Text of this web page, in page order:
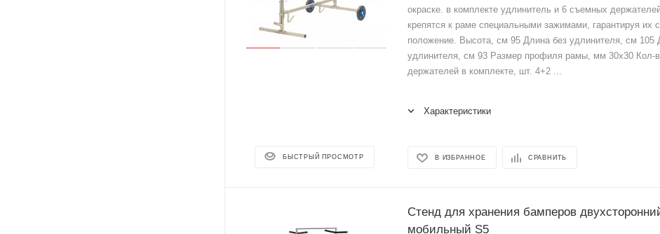
БЫСТРЫЙ ПРОСМОТР
окраске. в комплекте удлинитель и 6 съемных
крепятся к раме специальными зажимами, гарантируя их
положение. Высота, см 95 Длина без удлинителя, см 105
удлинителя, см 93 Размер профиля рамы, мм 30х30 Кол-
держателей в комплекте, шт. 4+2 ...
Характеристики
В ИЗБРАННОЕ СРАВНИТЬ
Стенд для хранения бамперов
мобильный S5